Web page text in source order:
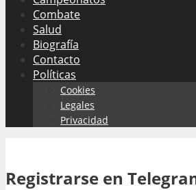
Combate
Salud
Biografía
Contacto
Políticas
Cookies
Legales
Privacidad
Registrarse en